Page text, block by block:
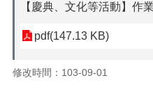
【慶典、文化等活動】作
pdf(147.13 KB)
修改時間：103-09-01